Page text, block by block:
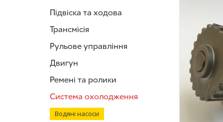
Підвіска та ходова
Трансмісія
Рульове управління
Двигун
Ремені та ролики
Система охолодження
Водяні насоси